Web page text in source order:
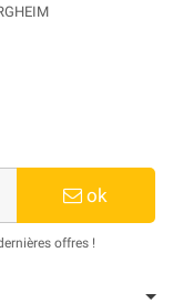
ok
offres !